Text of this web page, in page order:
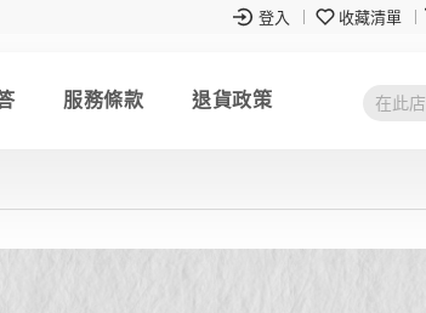
登入 收藏清單
服務條款 退貨政策